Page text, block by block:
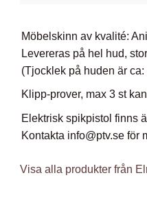
Möbelskinn av kvalité:
Levereras på hel hud,
(Tjocklek på huden är ca:
Klipp-prover, max 3 st
Elektrisk spikpistol finns
Kontakta info@ptv.se för
Visa alla produkter från